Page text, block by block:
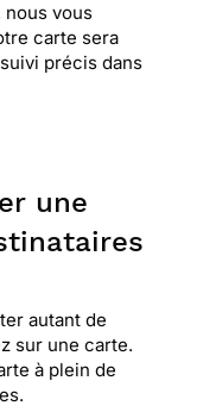
vous
carte sera
précis dans
une
autant de
sur une carte.
à plein de